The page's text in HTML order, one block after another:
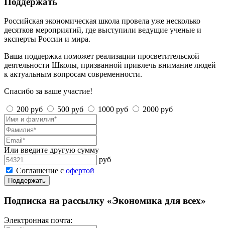
Российская экономическая школа провела уже несколько
десятков мероприятий, где выступили ведущие ученые и
эксперты России и мира.
Ваша поддержка поможет реализации просветительской
деятельности Школы, призванной привлечь внимание людей
к актуальным вопросам современности.
Спасибо за ваше участие!
200 руб 500 руб 1000 руб 2000 руб
Или введите другую сумму
руб
Соглашение с офертой
Поддержать
Подписка на рассылку «Экономика для всех»
Электронная почта: